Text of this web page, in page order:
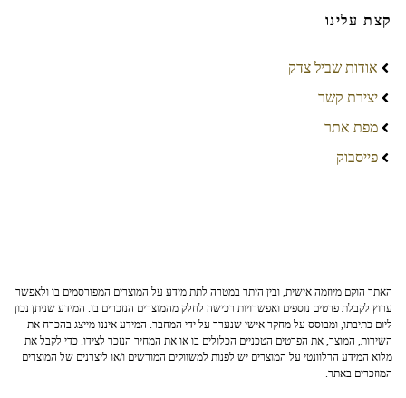
קצת עלינו
אודות שביל צדק
יצירת קשר
מפת אתר
פייסבוק
האתר הוקם מיוזמה אישית, ובין היתר במטרה לתת מידע על המוצרים המפורסמים בו ולאפשר
ערוץ לקבלת פרטים נוספים ואפשרויות רכישה לחלק מהמוצרים הנזכרים בו. המידע שניתן נכון
ליום כתיבתו, ומבוסס על מחקר אישי שנערך על ידי המחבר. המידע איננו מייצג בהכרח את
השירות, המוצר, את הפרטים הטכניים הכלולים בו או את המחיר הנזכר לצידו. כדי לקבל את
מלוא המידע הרלוונטי על המוצרים יש לפנות למשווקים המורשים ו/או ליצרנים של המוצרים
המוזכרים באתר.